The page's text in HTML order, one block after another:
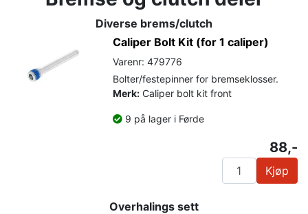
Diverse brems/clutch
Caliper Bolt Kit (for 1 caliper)
Varenr: 479776
Bolter/festepinner for bremseklosser.
Merk: Caliper bolt kit front
9 på lager i Førde
88,-
Kjøp
Overhalings sett